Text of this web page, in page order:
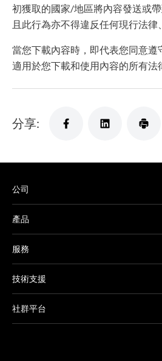
初獲取的國家/地區將內容發送或
且此行為亦不得違反任何現行法律
當您下載內容時，即代表您同意遵
適用於您下載和使用內容的所有法
分享:
公司
產品
服務
技術支援
社群平台